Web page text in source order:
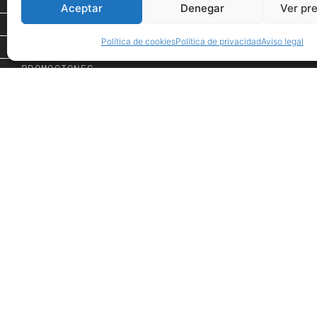
Aceptar Denegar Ver
Política de cookiesPolítica de privacidadAviso legal
Eventos
PROMOCIONES